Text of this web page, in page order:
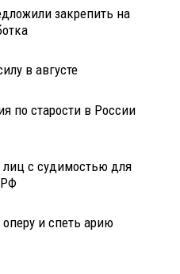
закрепить на
в августе
по старости в России
с судимостью для
РФ
и спеть арию